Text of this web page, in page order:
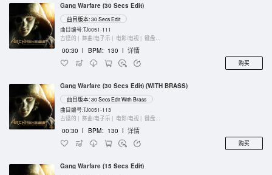
Gang Warfare (30 Secs Edit)
曲目版本: 30 Secs Edit
曲目编号:TJ0051-111
古怪的 | 舞曲/电子乐 | 电影/电视 | 键盘乐器
00:30 I BPM：130 I 详情
购买
Gang Warfare (30 Secs Edit) (WITH BRASS)
曲目版本: 30 Secs Edit With Brass
曲目编号:TJ0051-113
古怪的 | 舞曲/电子乐 | 电影/电视 | 键盘乐器
00:30 I BPM：130 I 详情
购买
Gang Warfare (15 Secs Edit)